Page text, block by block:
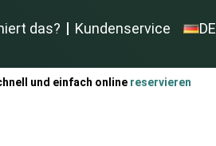
das? Kundenservice DE
und einfach online reservieren